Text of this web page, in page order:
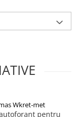
Wkret-met
pentru